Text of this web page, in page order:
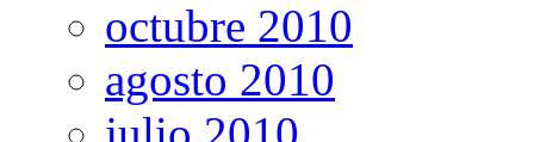
octubre 2010
agosto 2010